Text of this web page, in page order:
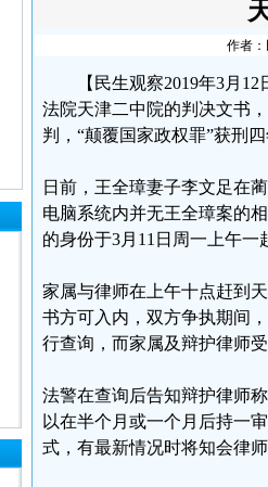
作者：
【民生观察2019年3月
法院天津二中院的判决文书
判，“颠覆国家政权罪”获刑
日前，王全璋妻子李文足在
电脑系统内并无王全璋案的
的身份于3月11日周一上午
家属与律师在上午十点赶到
书方可入内，双方争执期间
行查询，而家属及辩护律师
法警在查询后告知辩护律师
以在半个月或一个月后持一
式，有最新情况时将知会律